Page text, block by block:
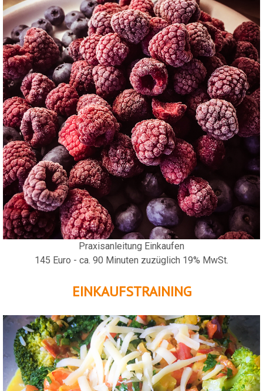
Praxisanleitung Einkaufen
145 Euro - ca. 90 Minuten zuzüglich 19% MwSt.
EINKAUFSTRAINING